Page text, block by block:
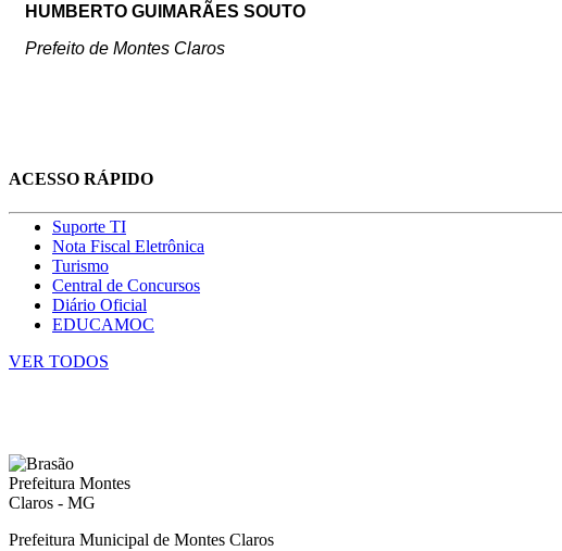
HUMBERTO GUIMARÃES SOUTO
Prefeito de Montes Claros
ACESSO RÁPIDO
Suporte TI
Nota Fiscal Eletrônica
Turismo
Central de Concursos
Diário Oficial
EDUCAMOC
VER TODOS
Prefeitura Municipal de Montes Claros